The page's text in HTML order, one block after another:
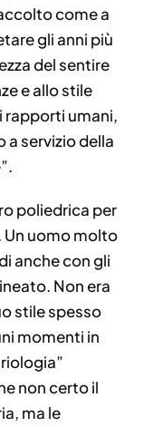
come a
gli anni più
del sentire
e allo stile
rapporti umani,
servizio della
poliedrica per
uomo molto
anche con gli
Non era
stile spesso
momenti in
non certo il
ma le